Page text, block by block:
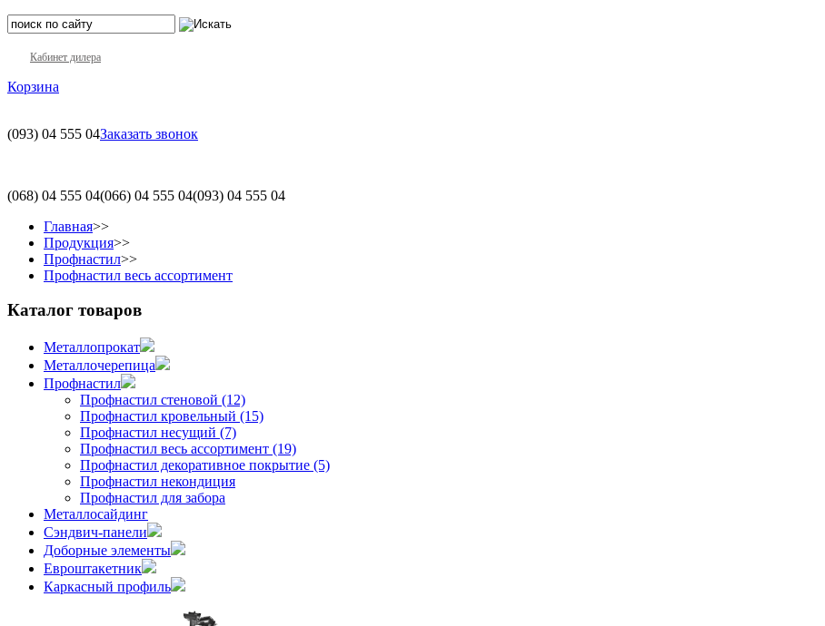
Кабинет дилера
Корзина
(093) 04 555 04Заказать звонок
(068) 04 555 04(066) 04 555 04(093) 04 555 04
Главная>>
Продукция>>
Профнастил>>
Профнастил весь ассортимент
Каталог товаров
Металлопрокат
Металлочерепица
Профнастил
Профнастил стеновой (12)
Профнастил кровельный (15)
Профнастил несущий (7)
Профнастил весь ассортимент (19)
Профнастил декоративное покрытие (5)
Профнастил некондиция
Профнастил для забора
Металлосайдинг
Сэндвич-панели
Доборные элементы
Евроштакетник
Каркасный профиль